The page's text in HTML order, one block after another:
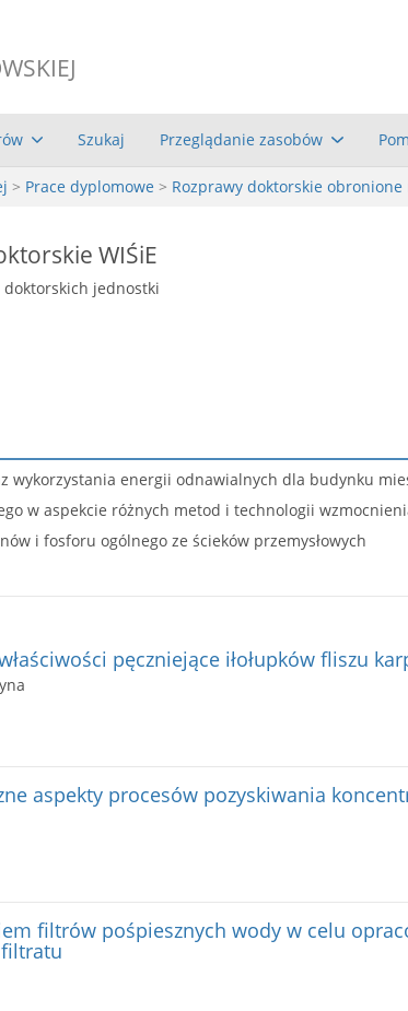
Szukaj Przeglądanie zasobów
> Prace dyplomowe > Rozprawy doktorskie obronione
WIŚiE
doktorskich jednostki
w aspekcie różnych metod i technologii
i fosforu ogólnego ze ścieków przemysłowych
pęczniejące iłołupków fliszu
aspekty procesów pozyskiwania
filtrów pośpiesznych wody w celu